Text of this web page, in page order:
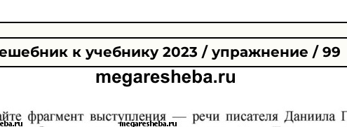
к учебнику 2023 / упражнение / 99